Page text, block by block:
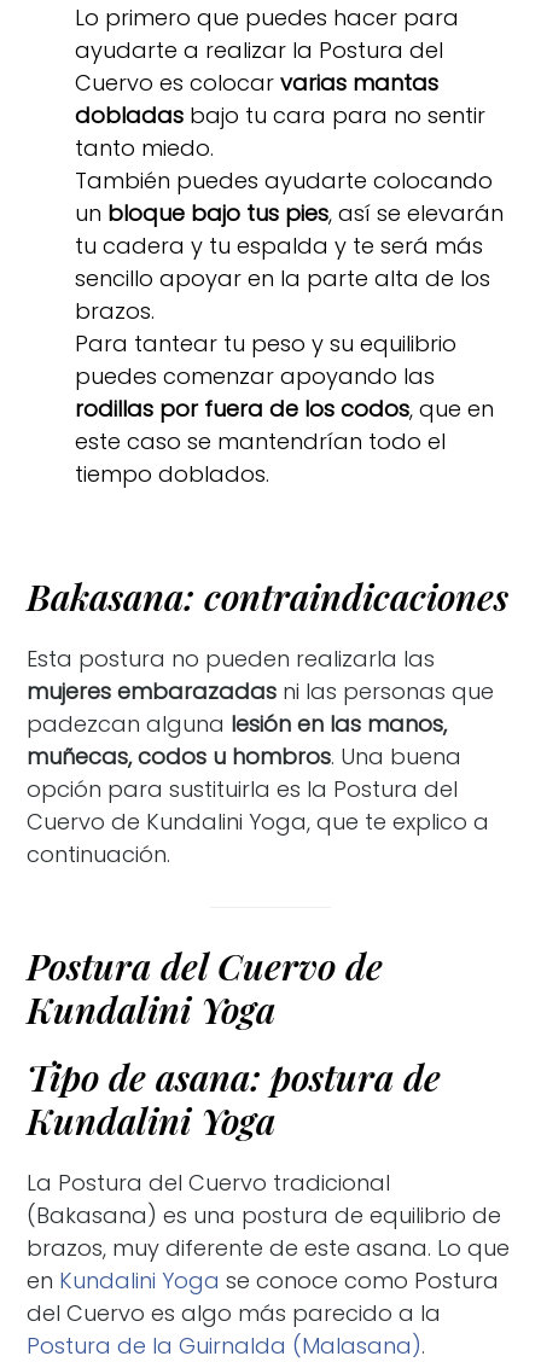
Lo primero que puedes hacer para
ayudarte a realizar la Postura del
Cuervo es colocarvarias mantas
dobladas bajo tu cara para no sentir
tanto miedo.
También puedes ayudarte colocando
un bloque bajo tus pies, así se elevarán
tu cadera y tu espalda y te será más
sencillo apoyar en la parte alta de los
brazos.
Para tantear tu peso y su equilibrio
puedes comenzar apoyando las
rodillas por fuera de los codos, que en
este caso se mantendrían todo el
tiempo doblados.
Bakasana: contraindicaciones
Esta postura no pueden realizarla las
mujeres embarazadas ni las personas que
padezcan alguna lesión en las manos,
muñecas, codos u hombros. Una buena
opción para sustituirla es la Postura del
Cuervo de Kundalini Yoga, que te explico a
continuación.
Postura del Cuervo de
Kundalini Yoga
Tipo de asana: postura de
Kundalini Yoga
La Postura del Cuervo tradicional
(Bakasana) es una postura de equilibrio de
brazos, muy diferente de este asana. Lo que
en Kundalini Yoga se conoce como Postura
del Cuervo es algo más parecido a la
Postura de la Guirnalda (Malasana).